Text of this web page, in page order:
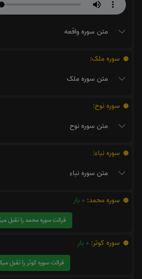
متن سوره واقعه
سوره ملک:
متن سوره ملک
سوره نوح:
متن سوره نوح
سوره نباء:
متن سوره نباء
سوره محمد: 0 بار
قرائت سوره محمد را تقبل میکنم
سوره کوثر: 0 بار
قرائت سوره کوثر را تقبل میکنم